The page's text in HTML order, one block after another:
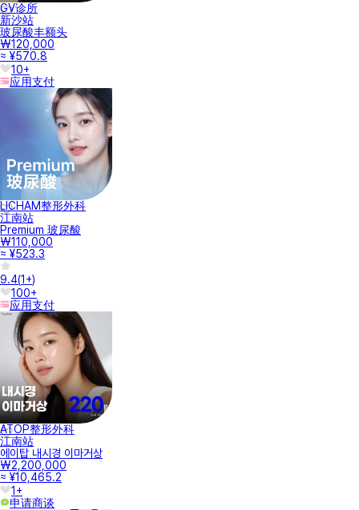
GV诊所
新沙站
玻尿酸丰额头
₩120,000
≈ ¥570.8
10+
应用支付
LICHAM整形外科
江南站
Premium 玻尿酸
₩110,000
≈ ¥523.3
9.4(1+)
100+
应用支付
ATOP整形外科
江南站
에이탑 내시경 이마거상
₩2,200,000
≈ ¥10,465.2
1+
申请商谈